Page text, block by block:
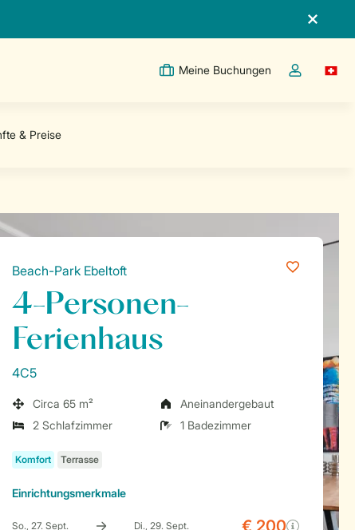
Meine Buchungen
Dropdown-
Beach-Park Ebeltoft
4-Personen-
Ferienhaus
4C5
Circa 65 m²
Aneinandergebaut
2 Schlafzimmer
1 Badezimmer
Einrichtungsmerkmale